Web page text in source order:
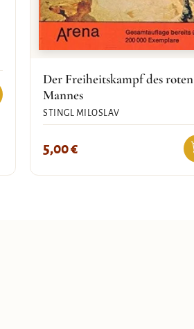
Der Freiheitskampf des roten
Mannes
STINGL MILOSLAV
5,00€